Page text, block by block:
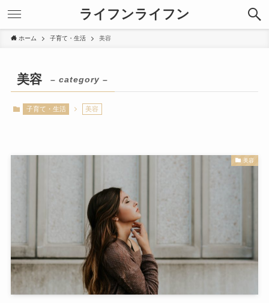
ライフンライフン
ホーム 子育て・生活 美容
美容 – category –
子育て・生活 美容
美容